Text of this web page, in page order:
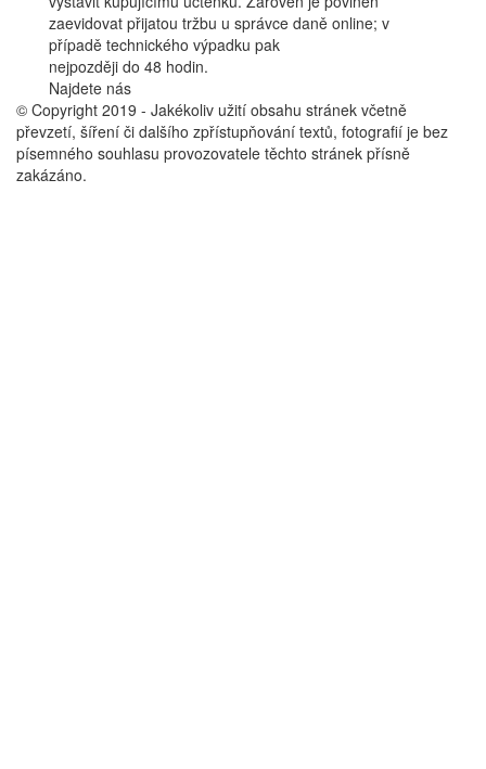
zaevidovat přijatou tržbu u správce daně online; v
případě technického výpadku pak
nejpozději do 48 hodin.
Najdete nás
© Copyright 2019 - Jakékoliv užití obsahu stránek včetně
převzetí, šíření či dalšího zpřístupňování textů, fotografií je bez
písemného souhlasu provozovatele těchto stránek přísně
zakázáno.